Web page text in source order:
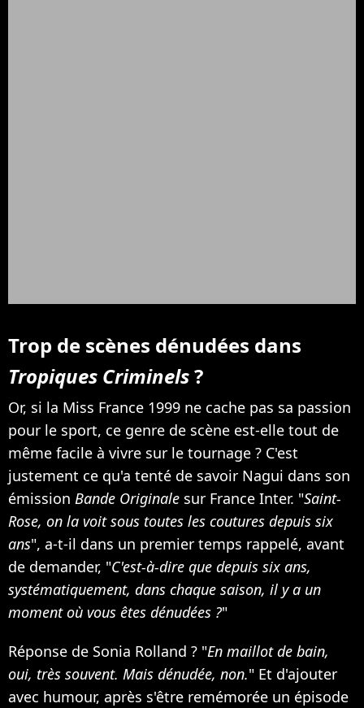
Trop de scènes dénudées dans
Tropiques Criminels?
Or, si la Miss France 1999 ne cache pas sa passion
pour le sport, ce genre de scène est-elle tout de
même facile à vivre sur le tournage ? C'est
justement ce qu'a tenté de savoir Nagui dans son
émission Bande Originale sur France Inter. "Saint-
Rose, on la voit sous toutes les coutures depuis six
ans", a-t-il dans un premier temps rappelé, avant
de demander, "C'est-à-dire que depuis six ans,
systématiquement, dans chaque saison, il y a un
moment où vous êtes dénudées ?"
Réponse de Sonia Rolland ? "En maillot de bain,
oui, très souvent. Mais dénudée, non." Et d'ajouter
avec humour, après s'être remémorée un épisode